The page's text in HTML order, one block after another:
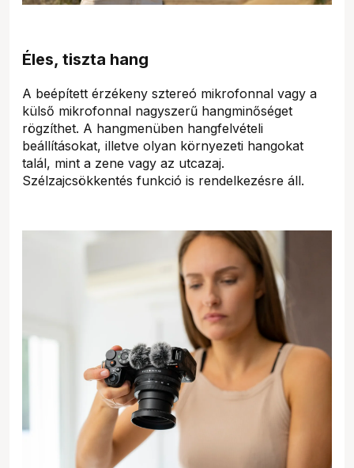
Éles, tiszta hang
A beépített érzékeny sztereó mikrofonnal vagy a
külső mikrofonnal nagyszerű hangminőséget
rögzíthet. A hangmenüben hangfelvételi
beállításokat, illetve olyan környezeti hangokat
talál, mint a zene vagy az utcazaj.
Szélzajcsökkentés funkció is rendelkezésre áll.